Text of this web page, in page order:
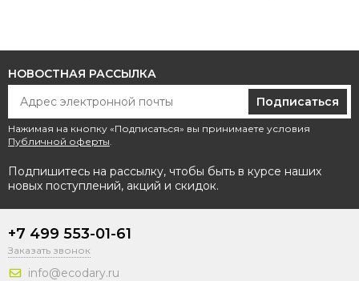
НОВОСТНАЯ РАССЫЛКА
Подписаться
Нажимая на кнопку «Подписаться» вы принимаете условия
Публичной оферты.
Подпишитесь на рассылку, чтобы быть в курсе наших
новых поступлений, акций и скидок.
+7 499 553-01-61
Заказать звонок
info@ecodary.ru